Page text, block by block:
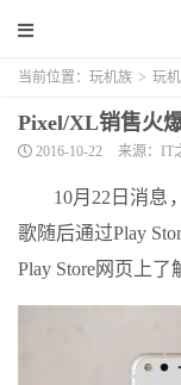
当前位置： 玩机族 > 玩
Pixel/XL销售火
2016-10-22 来源：IT
10月22日消息
歌随后通过Play
Play Store网页上了